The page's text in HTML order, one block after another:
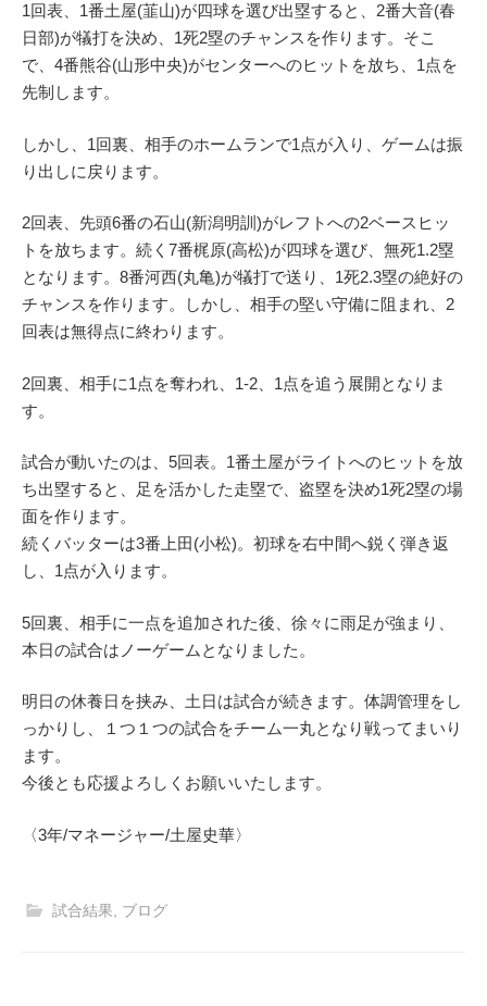
1回表、1番土屋(韮山)が四球を選び出塁すると、2番大音(春
日部)が犠打を決め、1死2塁のチャンスを作ります。そこ
で、4番熊谷(山形中央)がセンターへのヒットを放ち、1点を
先制します。
しかし、1回裏、相手のホームランで1点が入り、ゲームは振
り出しに戻ります。
2回表、先頭6番の石山(新潟明訓)がレフトへの2ベースヒッ
トを放ちます。続く7番梶原(高松)が四球を選び、無死1.2塁
となります。8番河西(丸亀)が犠打で送り、1死2.3塁の絶好の
チャンスを作ります。しかし、相手の堅い守備に阻まれ、2
回表は無得点に終わります。
2回裏、相手に1点を奪われ、1-2、1点を追う展開となりま
す。
試合が動いたのは、5回表。1番土屋がライトへのヒットを放
ち出塁すると、足を活かした走塁で、盗塁を決め1死2塁の場
面を作ります。
続くバッターは3番上田(小松)。初球を右中間へ鋭く弾き返
し、1点が入ります。
5回裏、相手に一点を追加された後、徐々に雨足が強まり、
本日の試合はノーゲームとなりました。
明日の休養日を挟み、土日は試合が続きます。体調管理をし
っかりし、１つ１つの試合をチーム一丸となり戦ってまいり
ます。
今後とも応援よろしくお願いいたします。
〈3年/マネージャー/土屋史華〉
試合結果, ブログ